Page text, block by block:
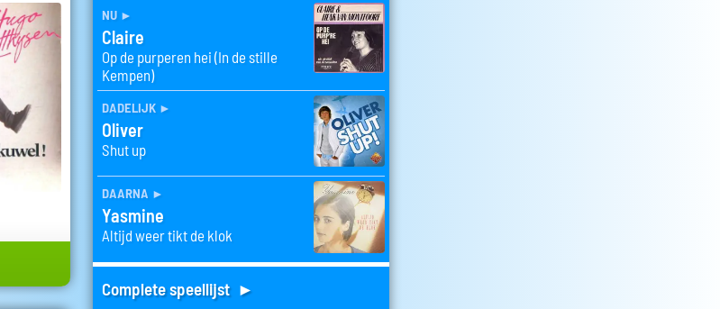
nu ►
Claire
Op de purperen hei (In de stille
Kempen)
dadelijk ►
Oliver
Shut up
daarna ►
Yasmine
Altijd weer tikt de klok
Complete speellijst ►